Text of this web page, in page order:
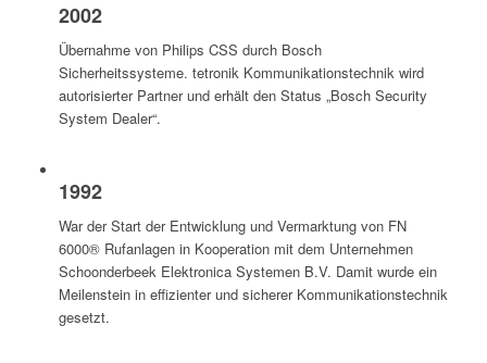
2002
Übernahme von Philips CSS durch Bosch
Sicherheitssysteme. tetronik Kommunikationstechnik wird
autorisierter Partner und erhält den Status „Bosch Security
System Dealer“.
1992
War der Start der Entwicklung und Vermarktung von FN
6000® Rufanlagen in Kooperation mit dem Unternehmen
Schoonderbeek Elektronica Systemen B.V. Damit wurde ein
Meilenstein in effizienter und sicherer Kommunikationstechnik
gesetzt.